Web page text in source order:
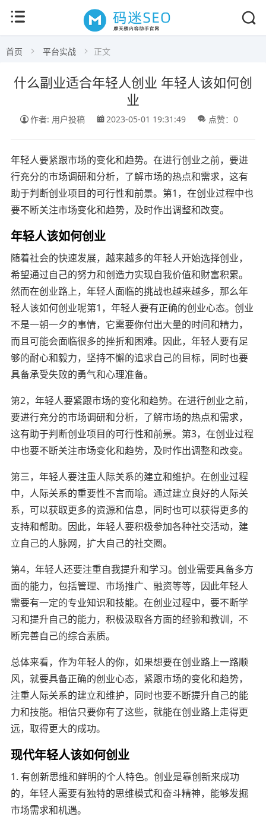
首页 平台实战 正文
什么副业适合年轻人创业 年轻人该如何创
业
作者: 用户投稿 2023-05-01 19:31:49 点赞：0
年轻人要紧跟市场的变化和趋势。在进行创业之前，要进
行充分的市场调研和分析，了解市场的热点和需求，这有
助于判断创业项目的可行性和前景。第1，在创业过程中也
要不断关注市场变化和趋势，及时作出调整和改变。
年轻人该如何创业
随着社会的快速发展，越来越多的年轻人开始选择创业，
希望通过自己的努力和创造力实现自我价值和财富积累。
然而在创业路上，年轻人面临的挑战也越来越多，那么年
轻人该如何创业呢第1，年轻人要有正确的创业心态。创业
不是一朝一夕的事情，它需要你付出大量的时间和精力，
而且可能会面临很多的挫折和困难。因此，年轻人要有足
够的耐心和毅力，坚持不懈的追求自己的目标，同时也要
具备承受失败的勇气和心理准备。
第2，年轻人要紧跟市场的变化和趋势。在进行创业之前，
要进行充分的市场调研和分析，了解市场的热点和需求，
这有助于判断创业项目的可行性和前景。第3，在创业过程
中也要不断关注市场变化和趋势，及时作出调整和改变。
第三，年轻人要注重人际关系的建立和维护。在创业过程
中，人际关系的重要性不言而喻。通过建立良好的人际关
系，可以获取更多的资源和信息，同时也可以获得更多的
支持和帮助。因此，年轻人要积极参加各种社交活动，建
立自己的人脉网，扩大自己的社交圈。
第4，年轻人还要注重自我提升和学习。创业需要具备多方
面的能力，包括管理、市场推广、融资等等，因此年轻人
需要有一定的专业知识和技能。在创业过程中，要不断学
习和提升自己的能力，积极汲取各方面的经验和教训，不
断完善自己的综合素质。
总体来看，作为年轻人的你，如果想要在创业路上一路顺
风，就要具备正确的创业心态，紧跟市场的变化和趋势，
注重人际关系的建立和维护，同时也要不断提升自己的能
力和技能。相信只要你有了这些，就能在创业路上走得更
远，取得更大的成功。
现代年轻人该如何创业
1. 有创新思维和鲜明的个人特色。创业是靠创新来成功
的，年轻人需要有独特的思维模式和奋斗精神，能够发掘
市场需求和机遇。